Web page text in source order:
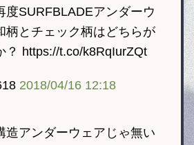
度SURFBLADEアンダーウ
柄とチェック柄はどちらが
？ https://t.co/k8RqIurZQt
2018/04/16 12:18
造アンダーウェアじゃ無い